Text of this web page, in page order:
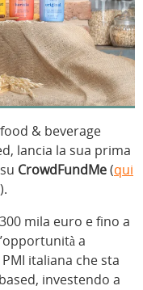
& beverage
lancia la sua prima
CrowdFundMe(qui
).
mila euro e fino a
a
italiana che sta
investendo a